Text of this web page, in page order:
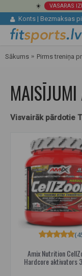
☀️ VASARAS
Konts | Bezmaksas
Sākums Pirms treniņa
MAISĪJUMI
Visvairāk pārdotie
Amix Nutrition
Hardcore aktivators